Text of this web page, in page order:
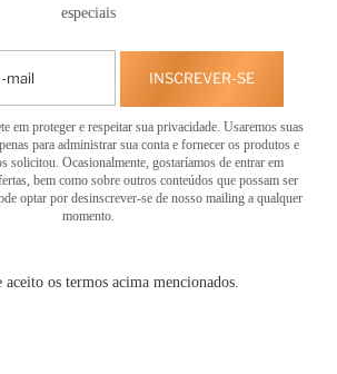
especiais
INSCREVER-SE
em proteger e respeitar sua privacidade. Usaremos suas
para administrar sua conta e fornecer os produtos e
solicitou. Ocasionalmente, gostaríamos de entrar em
bem como sobre outros conteúdos que possam ser
optar por desinscrever-se de nosso mailing a qualquer
momento.
os termos acima mencionados.